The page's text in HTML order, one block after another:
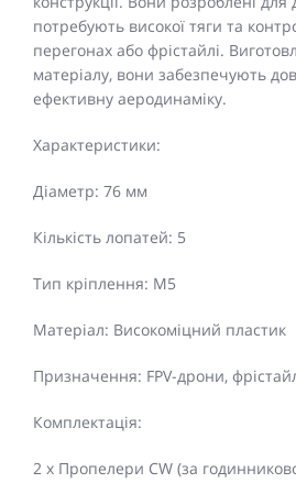
потребують високої тяги та
перегонах або фрістайлі.
матеріалу, вони забезпечують
ефективну аеродинаміку.
Характеристики:
Діаметр: 76 мм
Кількість лопатей: 5
Тип кріплення: M5
Матеріал: Високоміцний пластик
Призначення: FPV-дрони,
Комплектація:
2 x Пропелери CW (за